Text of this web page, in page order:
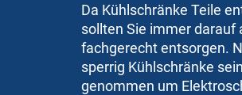
Da Kühlschränke Teile
sollten Sie immer darauf
fachgerecht entsorgen.
sperrig Kühlschränke
genommen um